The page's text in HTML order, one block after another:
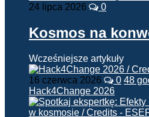
24 lipca 2026 0
Kosmos na
Wcześniejsze artykuły
16 czerwca 2026 0 48
Hack4Change 2026